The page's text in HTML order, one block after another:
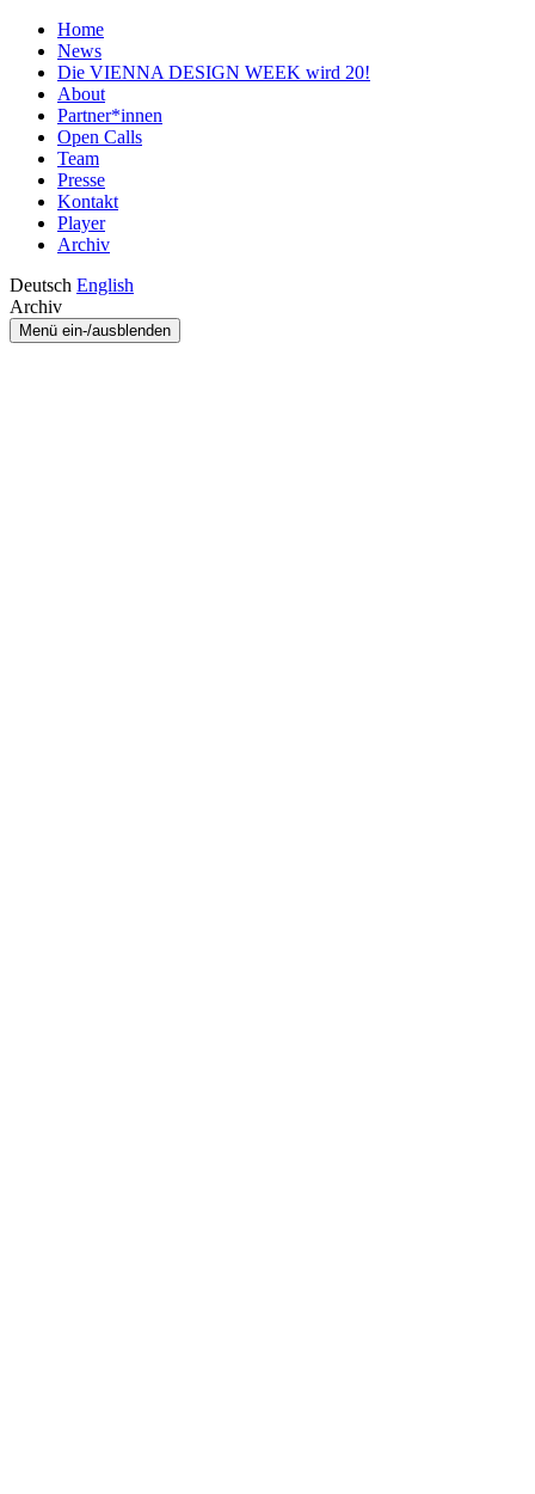
Home
News
Die VIENNA DESIGN WEEK wird 20!
About
Partner*innen
Open Calls
Team
Presse
Kontakt
Player
Archiv
Deutsch English
Archiv
Menü ein-/ausblenden